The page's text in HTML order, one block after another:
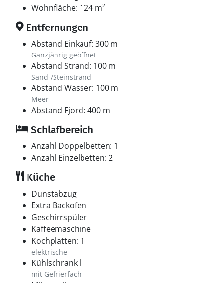
Wohnfläche: 124 m²
Entfernungen
Abstand Einkauf: 300 m
Ganzjährig geöffnet
Abstand Strand: 100 m
Sand-/Steinstrand
Abstand Wasser: 100 m
Meer
Abstand Fjord: 400 m
Schlafbereich
Anzahl Doppelbetten: 1
Anzahl Einzelbetten: 2
Küche
Dunstabzug
Extra Backofen
Geschirrspüler
Kaffeemaschine
Kochplatten: 1
elektrische
Kühlschrank l
mit Gefrierfach